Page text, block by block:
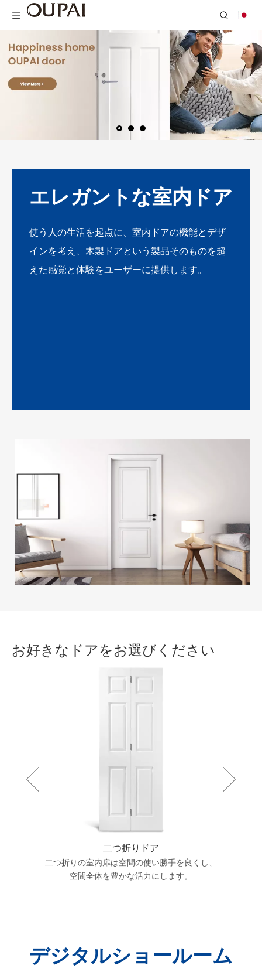
エレガントな室内ドア
使う人の生活を起点に、室内ドアの機能とデザ
インを考え、木製ドアという製品そのものを超
えた感覚と体験をユーザーに提供します。
お好きなドアをお選びください
二つ折りドア
二つ折りの室内扉は空間の使い勝手を良くし、
空間全体を豊かな活力にします。
デジタルショールーム